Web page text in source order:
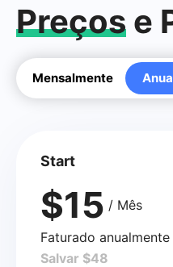
Preços e
Mensalmente
Start
$15 / Mês
Faturado
Salvar $48